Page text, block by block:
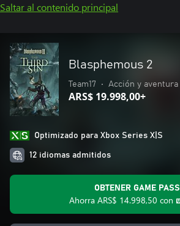
Saltar al contenido principal
Blasphemous 2
Team17 • Acción y aventura
ARS$ 19.998,00+
Optimizado para Xbox Series X|S
12 idiomas admitidos
OBTENER GAME PASS
Ahorra ARS$ 14.998,50 con